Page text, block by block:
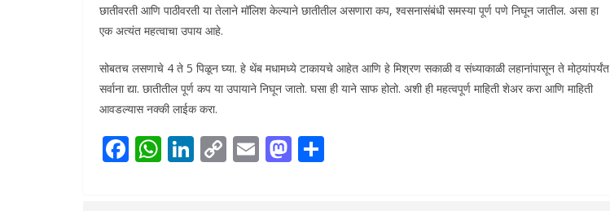
छातीवरती आणि पाठीवरती या तेलाने मॉलिश केल्याने छातीतील असणारा कप, श्वसनासंबंधी समस्या पूर्ण पणे निघून जातील. असा हा
एक अत्यंत महत्वाचा उपाय आहे.
सोबतच लसणाचे 4 ते 5 पिळून घ्या. हे थेंब मधामध्ये टाकायचे आहेत आणि हे मिश्रण सकाळी व संध्याकाळी लहानांपासून ते मोठ्यांपर्यंत
सर्वाना द्या. छातीतील पूर्ण कप या उपायाने निघून जातो. घसा ही याने साफ होतो. अशी ही महत्वपूर्ण माहिती शेअर करा आणि माहिती
आवडल्यास नक्की लाईक करा.
F W Li C E M